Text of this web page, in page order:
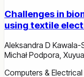
Challenges in
using textile
Aleksandra D Kawala-
Michał Podpora
Computers &